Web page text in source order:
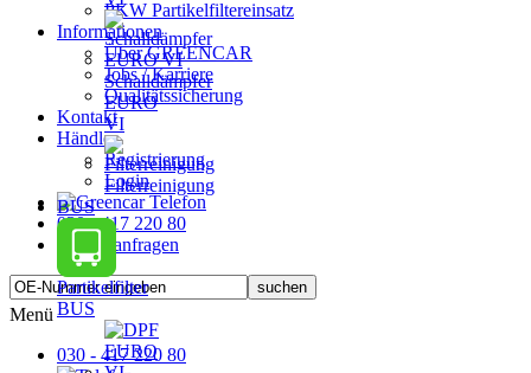
Schalldämpfer
EURO
VI
Filterreinigung
BUS
Partikelfilter
BUS
PKW Partikelfiltereinsatz
Informationen
Über GREENCAR
Jobs / Karriere
Qualitätssicherung
Kontakt
Händler
Registrierung
Login
030 - 417 220 80
Menü
030 - 417 220 80